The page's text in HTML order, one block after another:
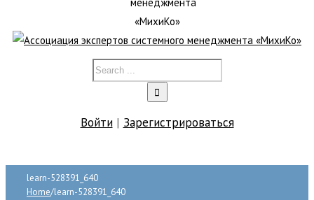
Войти| Зарегистрироваться
learn-528391_640
Home/learn-528391_640